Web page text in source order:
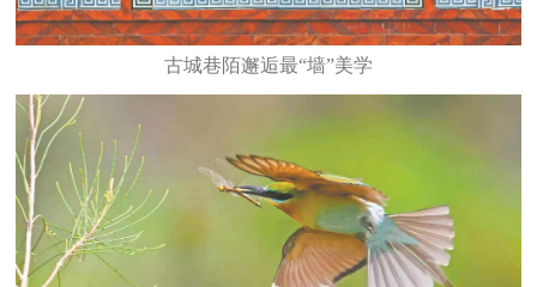
古城巷陌邂逅最“墙”美学